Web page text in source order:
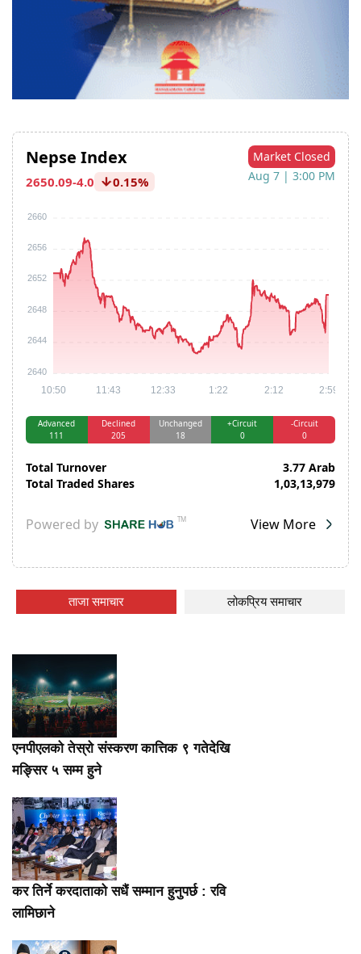
ताजा समाचार लोकप्रिय समाचार
एनपीएलको तेस्रो संस्करण कात्तिक ९ गतेदेखि
मङ्सिर ५ सम्म हुने
कर तिर्ने करदाताको सधैं सम्मान हुनुपर्छ : रवि
लामिछाने